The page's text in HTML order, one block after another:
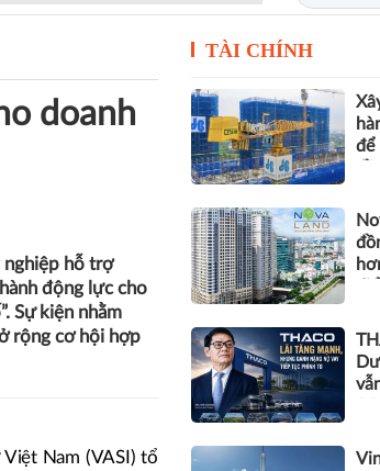
doanh
nghiệp hỗ trợ
động lực cho
Sự kiện nhằm
rộng cơ hội hợp
Nam (VASI) tổ
TÀI CHÍNH
để